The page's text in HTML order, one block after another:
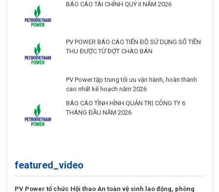
BÁO CÁO TÀI CHÍNH QUÝ II NĂM 2026
PV POWER BÁO CÁO TIẾN ĐỘ SỬ DỤNG SỐ TIỀN
THU ĐƯỢC TỪ ĐỢT CHÀO BÁN
PV Power tập trung tối ưu vận hành, hoàn thành
cao nhất kế hoạch năm 2026
BÁO CÁO TÌNH HÌNH QUẢN TRỊ CÔNG TY 6
featured_video